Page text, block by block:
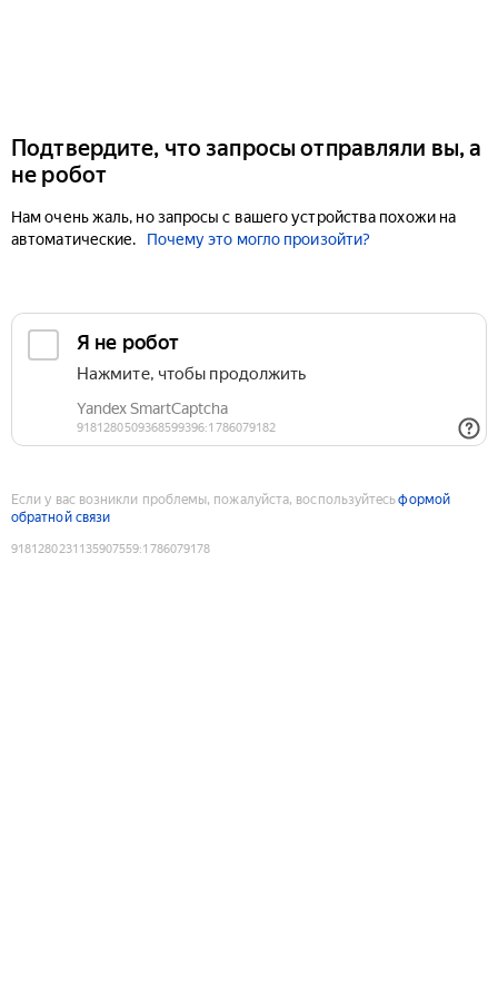
Подтвердите, что запросы отправляли вы, а
не робот
Нам очень жаль, но запросы с вашего устройства похожи на
автоматические.
Почему это могло произойти?
Если у вас возникли проблемы, пожалуйста, воспользуйтесьформой
обратной связи
9181280231135907559:1786079178